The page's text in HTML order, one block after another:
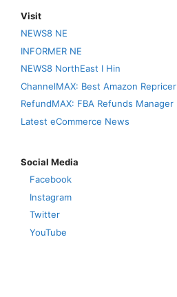
Visit
NEWS8 NE
INFORMER NE
NEWS8 NorthEast I Hin
ChannelMAX: Best Amazon Repricer
RefundMAX: FBA Refunds Manager
Latest eCommerce News
Social Media
Facebook
Instagram
Twitter
YouTube